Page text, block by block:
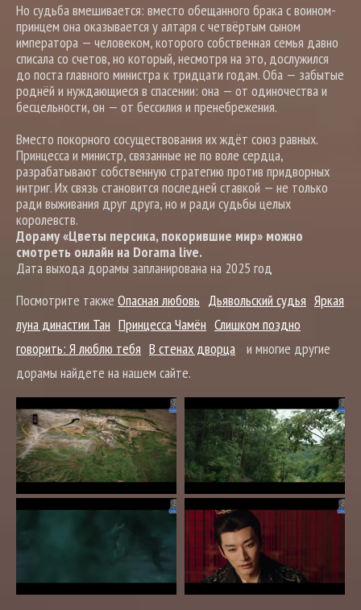
Но судьба вмешивается: вместо обещанного брака с воином-
принцем она оказывается у алтаря с четвёртым сыном
императора — человеком, которого собственная семья давно
списала со счетов, но который, несмотря на это, дослужился
до поста главного министра к тридцати годам. Оба — забытые
роднёй и нуждающиеся в спасении: она — от одиночества и
бесцельности, он — от бессилия и пренебрежения.
Вместо покорного сосуществования их ждёт союз равных.
Принцесса и министр, связанные не по воле сердца,
разрабатывают собственную стратегию против придворных
интриг. Их связь становится последней ставкой — не только
ради выживания друг друга, но и ради судьбы целых
королевств.
Дораму «Цветы персика, покорившие мир» можно
смотреть онлайн на Dorama live.
Дата выхода дорамы запланирована на 2025 год
Посмотрите также Опасная любовь Дьявольский судья Яркая
луна династии Тан Принцесса Чамён Слишком поздно
говорить: Я люблю тебя В стенах дворца
и многие другие
дорамы найдете на нашем сайте.